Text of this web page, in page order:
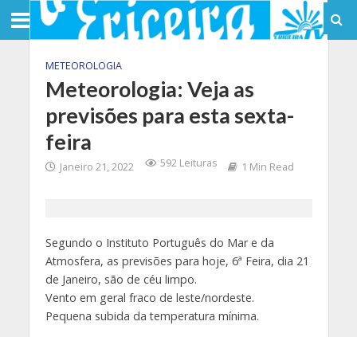
METEOROLOGIA
Meteorologia: Veja as
previsões para esta sexta-
feira
Janeiro 21, 2022 592 Leituras 1 Min Read
Segundo o Instituto Português do Mar e da
Atmosfera, as previsões para hoje, 6ª Feira, dia 21
de Janeiro, são de céu limpo.
Vento em geral fraco de leste/nordeste.
Pequena subida da temperatura mínima.